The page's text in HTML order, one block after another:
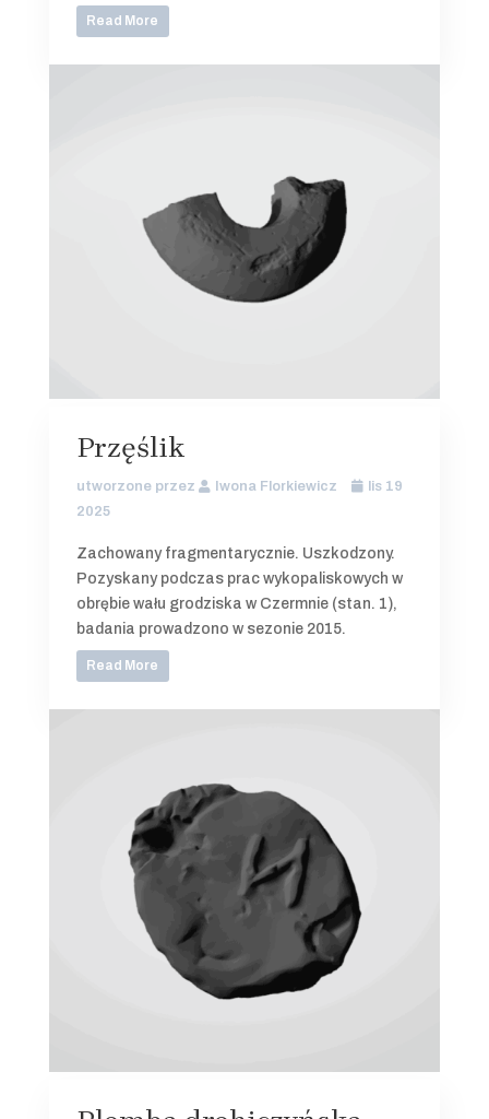
Read More
Przęślik
utworzone przez Iwona Florkiewicz
lis 19
2025
Zachowany fragmentarycznie. Uszkodzony.
Pozyskany podczas prac wykopaliskowych w
obrębie wału grodziska w Czermnie (stan. 1),
badania prowadzono w sezonie 2015.
Read More